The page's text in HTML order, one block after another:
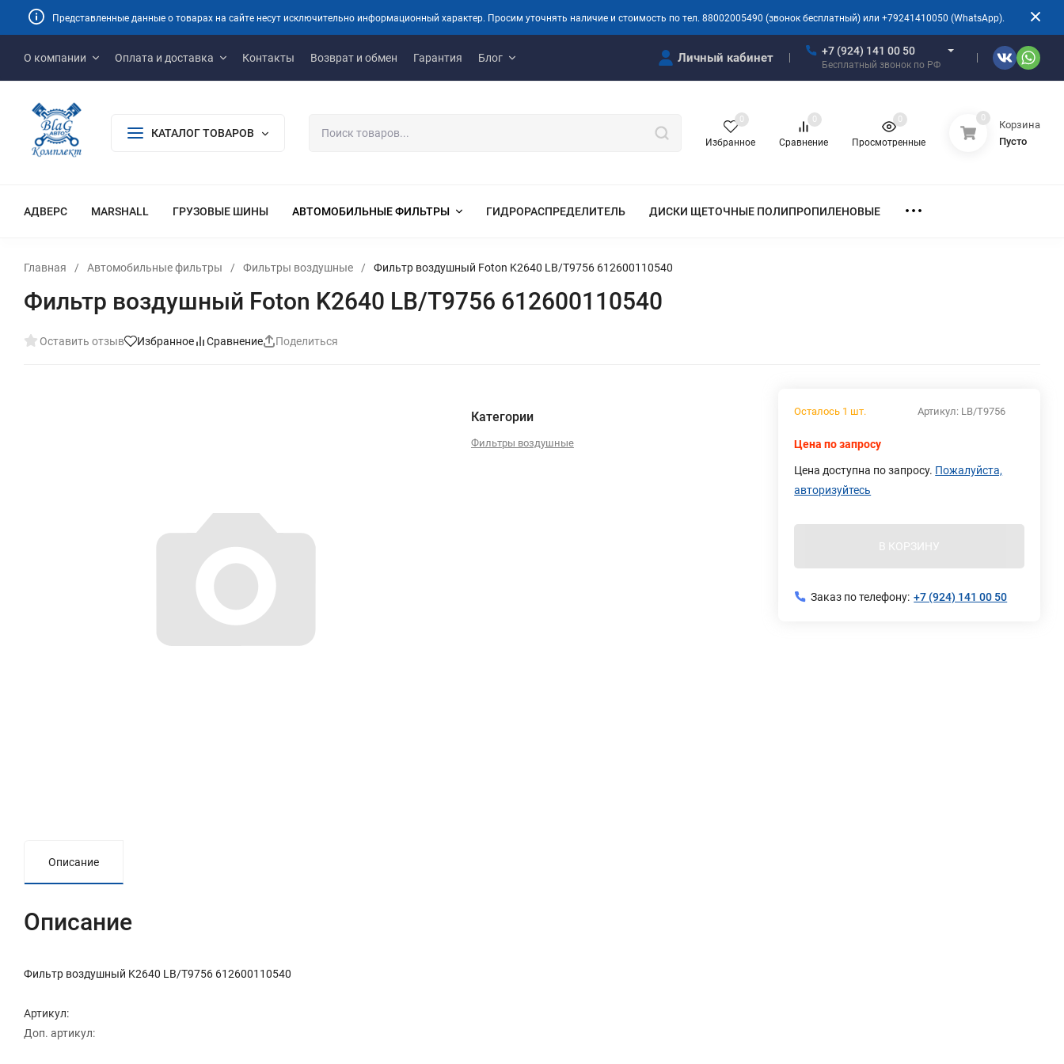
Представленные данные о товарах на сайте несут исключительно информационный характер. Просим уточнять наличие и стоимость по тел. 88002005490 (звонок бесплатный) или +79241410050 (WhatsApp).
О компании Оплата и доставка Контакты Возврат и обмен Гарантия Блог Личный кабинет +7 (924) 141 00 50
Бесплатный звонок по РФ
КАТАЛОГ ТОВАРОВ
Избранное
0
Сравнение
0
Просмотренные
0 0
Корзина
Пусто
АДВЕРС MARSHALL ГРУЗОВЫЕ ШИНЫ АВТОМОБИЛЬНЫЕ ФИЛЬТРЫ ГИДРОРАСПРЕДЕЛИТЕЛЬ ДИСКИ ЩЕТОЧНЫЕ ПОЛИПРОПИЛЕНОВЫЕ
Главная / Автомобильные фильтры / Фильтры воздушные / Фильтр воздушный Foton K2640 LB/T9756 612600110540
Фильтр воздушный Foton K2640 LB/T9756 612600110540
Оставить отзыв Избранное Сравнение Поделиться
Категории
Фильтры воздушные
Артикул: LB/T9756
Осталось 1 шт.
Цена по запросу
Цена доступна по запросу. Пожалуйста,
авторизуйтесь
В КОРЗИНУ
Заказ по телефону: +7 (924) 141 00 50
Описание
Описание
Фильтр воздушный K2640 LB/T9756 612600110540
Артикул:
Доп. артикул: